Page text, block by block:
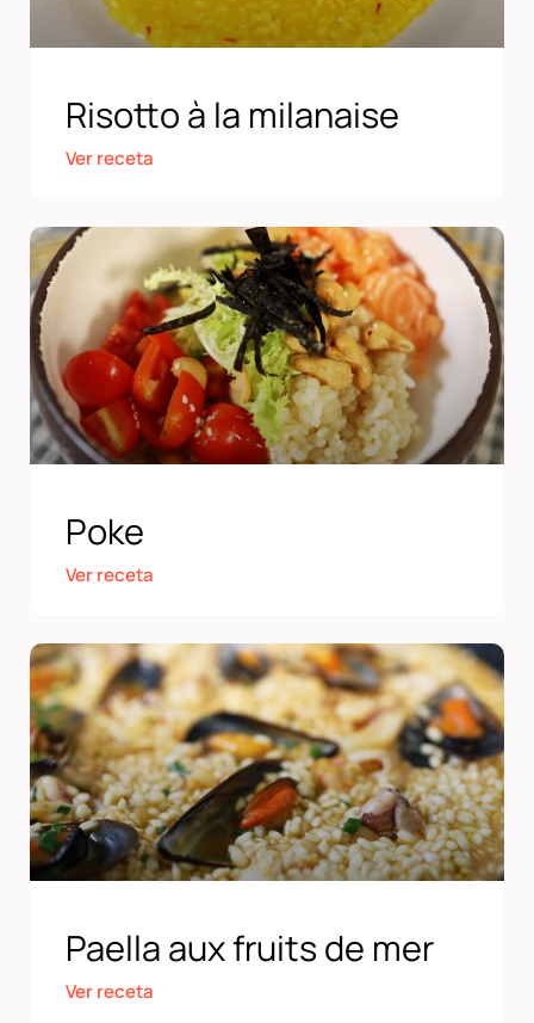
Risotto à la milanaise
Ver receta
Poke
Ver receta
Paella aux fruits de mer
Ver receta